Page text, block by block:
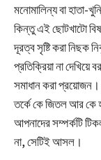
মনোমালিন্য বা হাতা-
কিন্তু এই ছোটখাটো
দূরত্ব সৃষ্টি করা নিছক
প্রতিক্রিয়া না
সমাধান করা প্রয়োজন।
তর্কে কে জিতল আর কে
আপনাদের সম্পর্কটি
না, সেটিই আসল।